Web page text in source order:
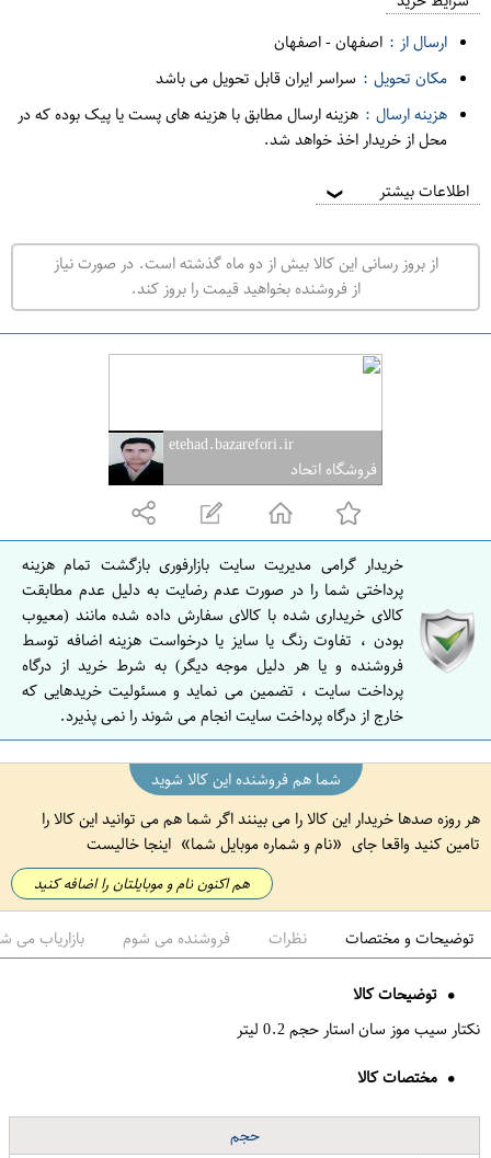
ف
ر
ت
ه
ر
ا
ص
ه
ا
ص
ف
ه
ا
ن
ارسال از : اصفهان-اصفهان
مکان تحویل : سراسر ایران قابل تحویل می باشد
هزینه ارسال : هزینه ارسال مطابق با هزینه های پست یا پیک بوده که در
محل از خریدار اخذ خواهد شد.
اطلاعات بیشتر ❯
از بروز رسانی این کالا بیش از دو ماه گذشته است. در صورت نیاز
از فروشنده بخواهید قیمت را بروز کند.
etehad.bazarefori.ir
فروشگاه اتحاد
خریدار گرامی مدیریت سایت بازارفوری بازگشت تمام هزینه
پرداختی شما را در صورت عدم رضایت به دلیل عدم مطابقت
کالای خریداری شده با کالای سفارش داده شده مانند (معیوب
بودن ، تفاوت رنگ یا سایز یا درخواست هزینه اضافه توسط
فروشنده و یا هر دلیل موجه دیگر) به شرط خرید از درگاه
پرداخت سایت ، تضمین می نماید و مسئولیت خریدهایی که
خارج از درگاه پرداخت سایت انجام می شوند را نمی پذیرد.
شما هم فروشنده این کالا شوید
هر روزه صدها خریدار این کالا را می بینند اگر شما هم می توانید این کالا را
تامین کنید واقعا جای
نام و شماره موبایل شما اینجا خالیست
هم اکنون نام و موبایلتان را اضافه کنید
توضیحات و مختصات نظرات فروشنده می شوم بازاریاب می
توضیحات کالا
نکتار سیب موز سان استار حجم 0.2 لیتر
مختصات کالا
حجم